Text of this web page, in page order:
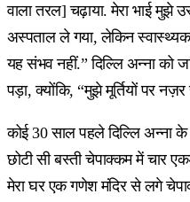
वाला तरल] चढ़ाया. मेरा भाई
अस्पताल ले गया, लेकिन
यह संभव नहीं.” दिल्लि अन्ना को
पड़ा, क्योंकि, “मुझे मूर्तियों पर
कोई 30 साल पहले दिल्लि अन्ना के
छोटी सी बस्ती चेपाक्कम में चार
मेरा घर एक गणेश मंदिर से लगे